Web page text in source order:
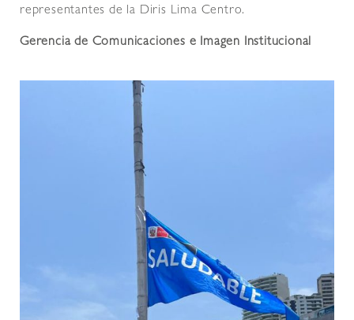
representantes de la Diris Lima Centro.
Gerencia de Comunicaciones e Imagen Institucional